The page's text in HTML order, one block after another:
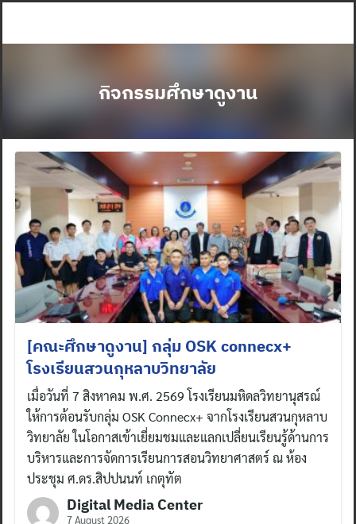
กิจกรรมศึกษาดูงาน
[คณะศึกษาดูงาน] กลุ่ม OSK connecx+
โรงเรียนสวนกุหลาบวิทยาลัย
เมื่อวันที่ 7 สิงหาคม พ.ศ. 2569 โรงเรียนมหิดลวิทยานุสรณ์
ให้การต้อนรับกลุ่ม OSK Connecx+ จากโรงเรียนสวนกุหลาบ
วิทยาลัย ในโอกาสเข้าเยี่ยมชมและแลกเปลี่ยนเรียนรู้ด้านการ
บริหารและการจัดการเรียนการสอนวิทยาศาสตร์ ณ ห้อง
ประชุม ศ.ดร.สิปปนนท์ เกตุทัต
Digital Media Center
7 August 2026